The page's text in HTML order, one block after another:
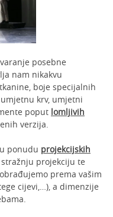
posebne
nam nikakvu
boje specijalnih
krv, umjetni
poput lomljivih
verzija.
ponudu projekcijskih
projekciju te
prema vašim
cijevi,…), a dimenzije